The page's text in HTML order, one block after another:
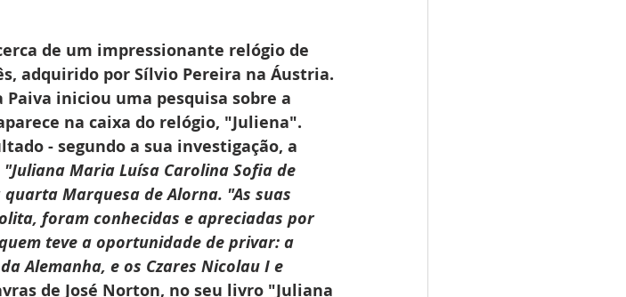
de um impressionante relógio de
adquirido por Sílvio Pereira na Áustria.
iniciou uma pesquisa sobre a
na caixa do relógio, "Juliena".
- segundo a sua investigação, a
"Juliana Maria Luísa Carolina Sofia de
Marquesa de Alorna. "As suas
foram conhecidas e apreciadas por
teve a oportunidade de privar: a
Alemanha, e os Czares Nicolau I e
de José Norton, no seu livro "Juliana